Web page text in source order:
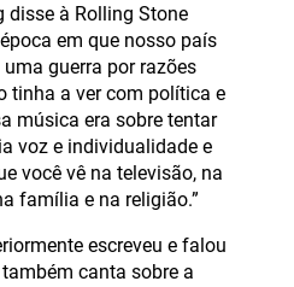
disse à Rolling Stone
em que nosso país
guerra por razões
tinha a ver com política e
música era sobre tentar
voz e individualidade e
você vê na televisão, na
família e na religião.”
escreveu e falou
canta sobre a